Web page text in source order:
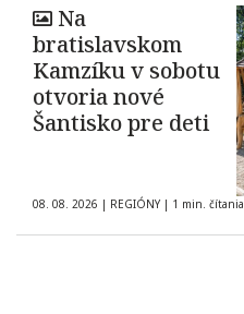
Na
bratislavskom
Kamzíku v sobotu
otvoria nové
Šantisko pre deti
08. 08. 2026 | REGIÓNY | 1 min. čítania